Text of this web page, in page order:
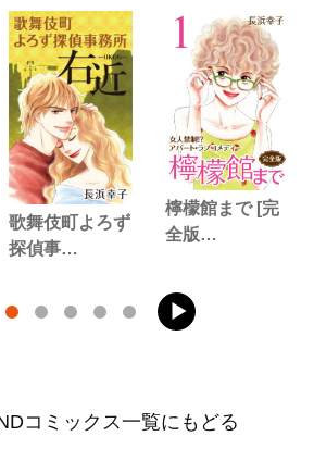
歌舞伎町よろず
探偵事…
檸檬館まで [完
全版…
コミックス一覧にもどる